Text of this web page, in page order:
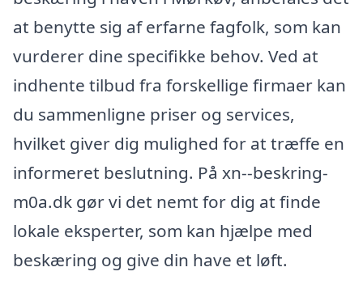
at benytte sig af erfarne fagfolk, som kan
vurderer dine specifikke behov. Ved at
indhente tilbud fra forskellige firmaer kan
du sammenligne priser og services,
hvilket giver dig mulighed for at træffe en
informeret beslutning. På xn--beskring-
m0a.dk gør vi det nemt for dig at finde
lokale eksperter, som kan hjælpe med
beskæring og give din have et løft.